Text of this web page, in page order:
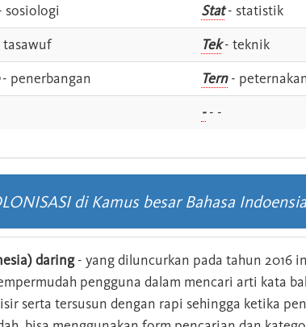
sosiologi Stat- statistik
Tek- teknik
- penerbangan Tern-
-- -
di Kamus besar Bahasa Indoensia
daring- yang diluncurkan pada tahun 2016
pengguna dalam mencari arti kata
serta tersusun dengan rapi sehingga ketika